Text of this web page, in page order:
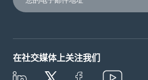
在社交媒体上关注我们